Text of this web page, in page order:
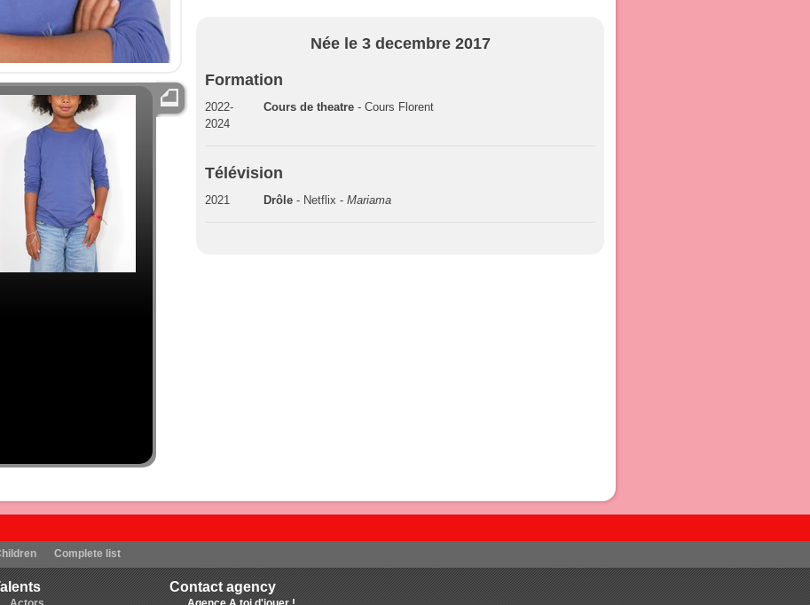
Née le 3 decembre 2017
Formation
2022-
2024
Cours de theatre - Cours Florent
Télévision
2021 Drôle - Netflix -Mariama
Complete list
Contact agency